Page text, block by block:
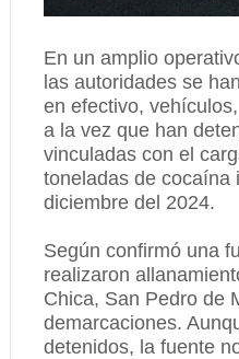
En un amplio
las autoridades se
en efectivo,
a la vez que han
vinculadas con el
toneladas de cocaína
diciembre del 2024.
Según confirmó una
realizaron
Chica, San Pedro de
demarcaciones.
detenidos, la fuente